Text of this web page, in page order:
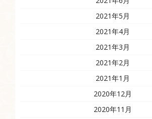
2021年5月
2021年4月
2021年3月
2021年2月
2021年1月
2020年12月
2020年11月